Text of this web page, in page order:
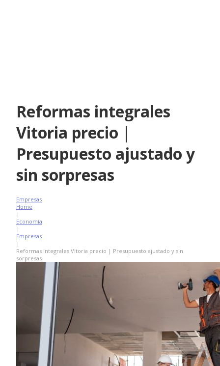
Reformas integrales
Vitoria precio |
Presupuesto ajustado y
sin sorpresas
Empresas
Home
|
Economía
|
Empresas
|
Reformas integrales Vitoria precio | Presupuesto ajustado y sin
sorpresas